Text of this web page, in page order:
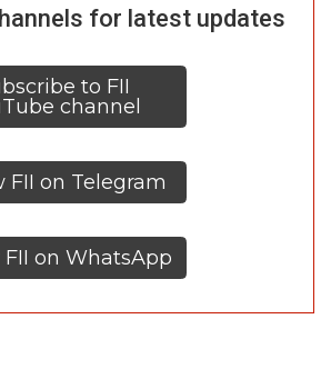
for latest updates
to FII
channel
FII on Telegram
FII on WhatsApp